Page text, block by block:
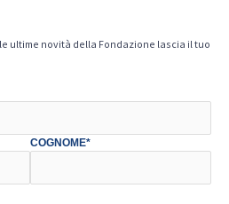
ultime novità della Fondazione lascia il tuo
COGNOME*